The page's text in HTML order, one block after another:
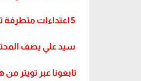
سيد علي يصف
تابعونا عبر تويتر من